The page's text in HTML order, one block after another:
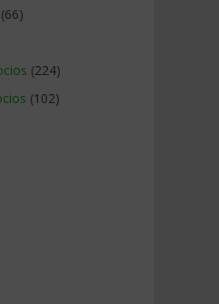
(66)
(224)
(102)